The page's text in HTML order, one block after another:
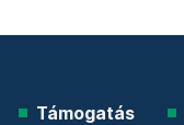
Támogatás